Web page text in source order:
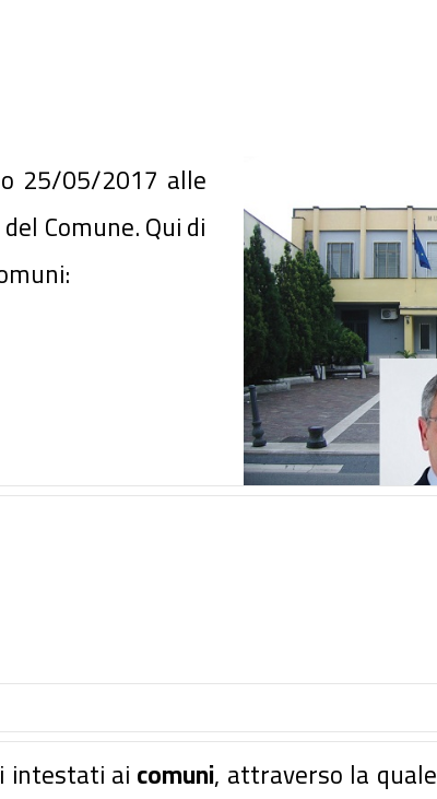
25/05/2017 alle
Comune. Qui di
intestati aicomuni, attraverso la